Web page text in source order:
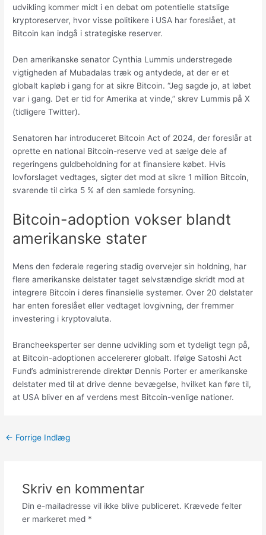
udvikling kommer midt i en debat om potentielle statslige
kryptoreserver, hvor visse politikere i USA har foreslået, at
Bitcoin kan indgå i strategiske reserver.
Den amerikanske senator Cynthia Lummis understregede
vigtigheden af Mubadalas træk og antydede, at der er et
globalt kapløb i gang for at sikre Bitcoin. “Jeg sagde jo, at løbet
var i gang. Det er tid for Amerika at vinde,” skrev Lummis på X
(tidligere Twitter).
Senatoren har introduceret Bitcoin Act of 2024, der foreslår at
oprette en national Bitcoin-reserve ved at sælge dele af
regeringens guldbeholdning for at finansiere købet. Hvis
lovforslaget vedtages, sigter det mod at sikre 1 million Bitcoin,
svarende til cirka 5 % af den samlede forsyning.
Bitcoin-adoption vokser blandt
amerikanske stater
Mens den føderale regering stadig overvejer sin holdning, har
flere amerikanske delstater taget selvstændige skridt mod at
integrere Bitcoin i deres finansielle systemer. Over 20 delstater
har enten foreslået eller vedtaget lovgivning, der fremmer
investering i kryptovaluta.
Brancheeksperter ser denne udvikling som et tydeligt tegn på,
at Bitcoin-adoptionen accelererer globalt. Ifølge Satoshi Act
Fund’s administrerende direktør Dennis Porter er amerikanske
delstater med til at drive denne bevægelse, hvilket kan føre til,
at USA bliver en af verdens mest Bitcoin-venlige nationer.
← Forrige Indlæg
Skriv en kommentar
Din e-mailadresse vil ikke blive publiceret. Krævede felter
er markeret med *